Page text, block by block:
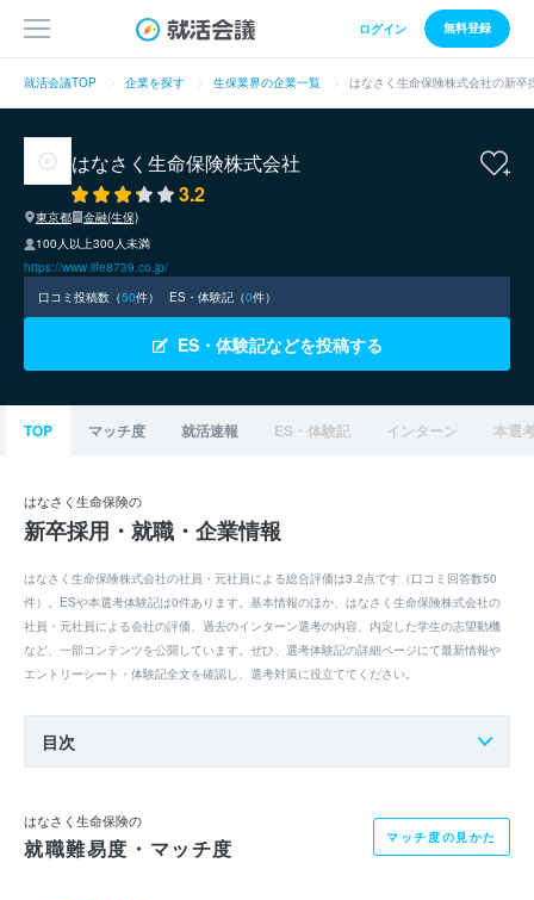
ログイン 無料登録
就活会議TOP 企業を探す 生保業界の企業一覧 はなさく生命保険株式会社の新卒
はなさく生命保険株式会社
3.2
東京都
金融(生保)
100人以上300人未満
https://www.life8739.co.jp/
口コミ投稿数（50件） ES・体験記（0件）
ES・体験記などを投稿する
TOP マッチ度 就活速報 ES・体験記 インターン 本選
はなさく生命保険の
新卒採用・就職・企業情報
はなさく生命保険株式会社の社員・元社員による総合評価は3.2点です（口コミ回答数50
件）。ESや本選考体験記は0件あります。基本情報のほか、はなさく生命保険株式会社の
社員・元社員による会社の評価、過去のインターン選考の内容、内定した学生の志望動機
など、一部コンテンツを公開しています。ぜひ、選考体験記の詳細ページにて最新情報や
エントリーシート・体験記全文を確認し、選考対策に役立ててください。
目次
はなさく生命保険の
就職難易度・マッチ度 マッチ度の見かた